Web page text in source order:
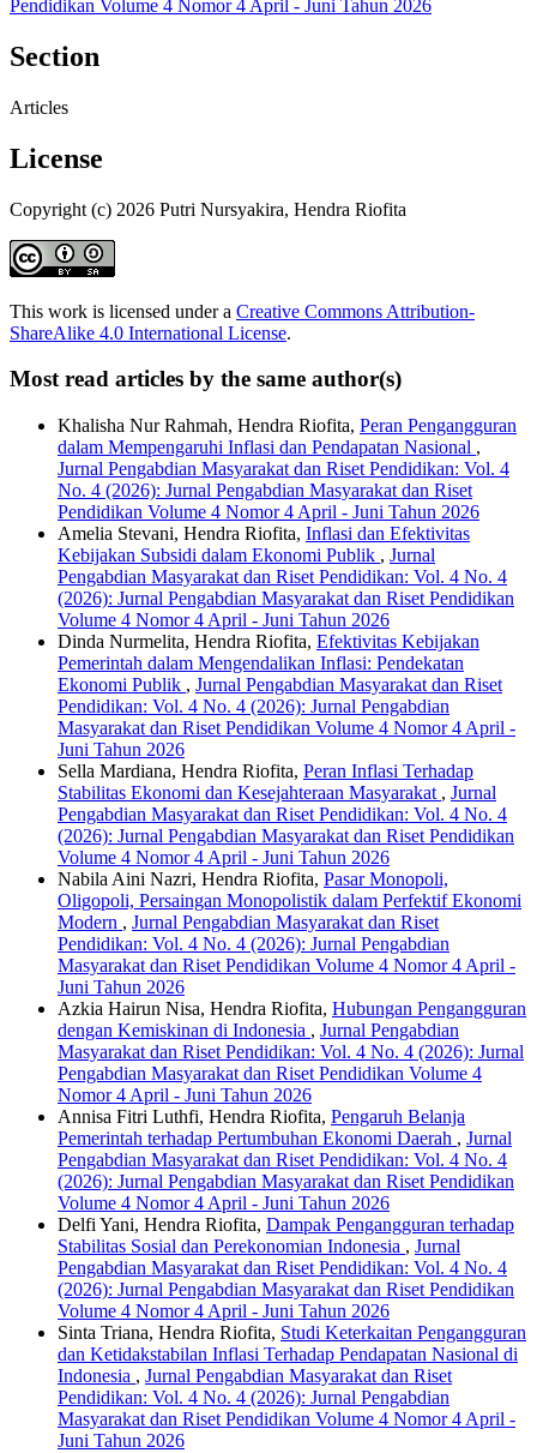
Pendidikan Volume 4 Nomor 4 April - Juni Tahun 2026
Section
Articles
License
Copyright (c) 2026 Putri Nursyakira, Hendra Riofita
This work is licensed under a Creative Commons Attribution-
ShareAlike 4.0 International License.
Most read articles by the same author(s)
Khalisha Nur Rahmah, Hendra Riofita, Peran Pengangguran
dalam Mempengaruhi Inflasi dan Pendapatan Nasional ,
Jurnal Pengabdian Masyarakat dan Riset Pendidikan: Vol. 4
No. 4 (2026): Jurnal Pengabdian Masyarakat dan Riset
Pendidikan Volume 4 Nomor 4 April - Juni Tahun 2026
Amelia Stevani, Hendra Riofita, Inflasi dan Efektivitas
Kebijakan Subsidi dalam Ekonomi Publik , Jurnal
Pengabdian Masyarakat dan Riset Pendidikan: Vol. 4 No. 4
(2026): Jurnal Pengabdian Masyarakat dan Riset Pendidikan
Volume 4 Nomor 4 April - Juni Tahun 2026
Dinda Nurmelita, Hendra Riofita, Efektivitas Kebijakan
Pemerintah dalam Mengendalikan Inflasi: Pendekatan
Ekonomi Publik , Jurnal Pengabdian Masyarakat dan Riset
Pendidikan: Vol. 4 No. 4 (2026): Jurnal Pengabdian
Masyarakat dan Riset Pendidikan Volume 4 Nomor 4 April -
Juni Tahun 2026
Sella Mardiana, Hendra Riofita, Peran Inflasi Terhadap
Stabilitas Ekonomi dan Kesejahteraan Masyarakat , Jurnal
Pengabdian Masyarakat dan Riset Pendidikan: Vol. 4 No. 4
(2026): Jurnal Pengabdian Masyarakat dan Riset Pendidikan
Volume 4 Nomor 4 April - Juni Tahun 2026
Nabila Aini Nazri, Hendra Riofita, Pasar Monopoli,
Oligopoli, Persaingan Monopolistik dalam Perfektif Ekonomi
Modern , Jurnal Pengabdian Masyarakat dan Riset
Pendidikan: Vol. 4 No. 4 (2026): Jurnal Pengabdian
Masyarakat dan Riset Pendidikan Volume 4 Nomor 4 April -
Juni Tahun 2026
Azkia Hairun Nisa, Hendra Riofita, Hubungan Pengangguran
dengan Kemiskinan di Indonesia , Jurnal Pengabdian
Masyarakat dan Riset Pendidikan: Vol. 4 No. 4 (2026): Jurnal
Pengabdian Masyarakat dan Riset Pendidikan Volume 4
Nomor 4 April - Juni Tahun 2026
Annisa Fitri Luthfi, Hendra Riofita, Pengaruh Belanja
Pemerintah terhadap Pertumbuhan Ekonomi Daerah , Jurnal
Pengabdian Masyarakat dan Riset Pendidikan: Vol. 4 No. 4
(2026): Jurnal Pengabdian Masyarakat dan Riset Pendidikan
Volume 4 Nomor 4 April - Juni Tahun 2026
Delfi Yani, Hendra Riofita, Dampak Pengangguran terhadap
Stabilitas Sosial dan Perekonomian Indonesia , Jurnal
Pengabdian Masyarakat dan Riset Pendidikan: Vol. 4 No. 4
(2026): Jurnal Pengabdian Masyarakat dan Riset Pendidikan
Volume 4 Nomor 4 April - Juni Tahun 2026
Sinta Triana, Hendra Riofita, Studi Keterkaitan Pengangguran
dan Ketidakstabilan Inflasi Terhadap Pendapatan Nasional di
Indonesia , Jurnal Pengabdian Masyarakat dan Riset
Pendidikan: Vol. 4 No. 4 (2026): Jurnal Pengabdian
Masyarakat dan Riset Pendidikan Volume 4 Nomor 4 April -
Juni Tahun 2026